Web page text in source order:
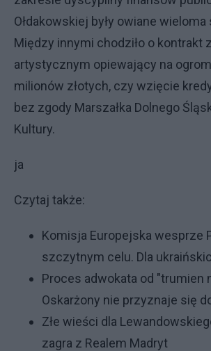
Ołdakowskiej były owiane wieloma
Między innymi chodziło o kontrakt
artystycznym opiewający na
milionów złotych, czy wzięcie
bez zgody Marszałka Dolnego
Kultury.
ja
Czytaj także:
Komisja Europejska wesprze
szczytnym celu. Dla
Proces adwokata od "trumien
Oskarżony nie przyznaje się
Złe wieści dla
zagra z Realem Madryt